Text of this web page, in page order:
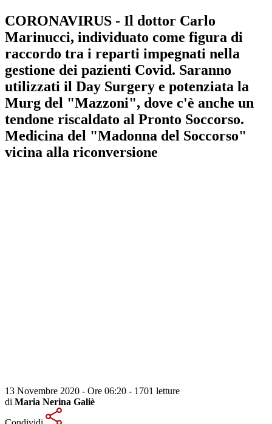
CORONAVIRUS - Il dottor Carlo
Marinucci, individuato come figura di
raccordo tra i reparti impegnati nella
gestione dei pazienti Covid. Saranno
utilizzati il Day Surgery e potenziata la
Murg del "Mazzoni", dove c'è anche un
tendone riscaldato al Pronto Soccorso.
Medicina del "Madonna del Soccorso"
vicina alla riconversione
13 Novembre 2020 - Ore 06:20 - 1701 letture
di Maria Nerina Galiè